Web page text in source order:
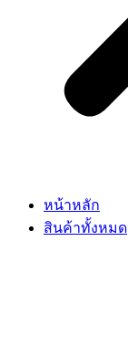
หน้าหลัก
สินค้าทั้งหมด